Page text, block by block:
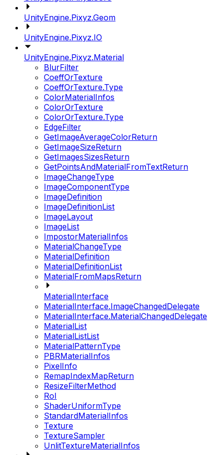
UnityEngine.Pixyz.Geom
UnityEngine.Pixyz.IO
UnityEngine.Pixyz.Material
BlurFilter
CoeffOrTexture
CoeffOrTexture.Type
ColorMaterialInfos
ColorOrTexture
ColorOrTexture.Type
EdgeFilter
GetImageAverageColorReturn
GetImageSizeReturn
GetImagesSizesReturn
GetPointsAndMaterialFromTextReturn
ImageChangeType
ImageComponentType
ImageDefinition
ImageDefinitionList
ImageLayout
ImageList
ImpostorMaterialInfos
MaterialChangeType
MaterialDefinition
MaterialDefinitionList
MaterialFromMapsReturn
MaterialInterface
MaterialInterface.ImageChangedDelegate
MaterialInterface.MaterialChangedDelegate
MaterialList
MaterialListList
MaterialPatternType
PBRMaterialInfos
PixelInfo
RemapIndexMapReturn
ResizeFilterMethod
RoI
ShaderUniformType
StandardMaterialInfos
Texture
TextureSampler
UnlitTextureMaterialInfos